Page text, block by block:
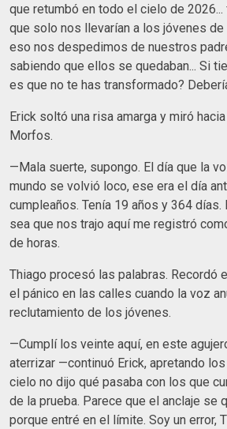
que retumbó en todo el cielo de 2026...
que solo nos llevarían a los jóvenes de
eso nos despedimos de nuestros
sabiendo que ellos se quedaban... Si
es que no te has transformado?
​Erick soltó una risa amarga y miró
Morfos.
​—Mala suerte, supongo. El día que la
mundo se volvió loco, ese era el día
cumpleaños. Tenía 19 años y 364 días.
sea que nos trajo aquí me registró
de horas.
​Thiago procesó las palabras. Recordó
el pánico en las calles cuando la voz
reclutamiento de los jóvenes.
​—Cumplí los veinte aquí, en este
aterrizar —continuó Erick, apretando
cielo no dijo qué pasaba con los que
de la prueba. Parece que el anclaje se
porque entré en el límite. Soy un error,